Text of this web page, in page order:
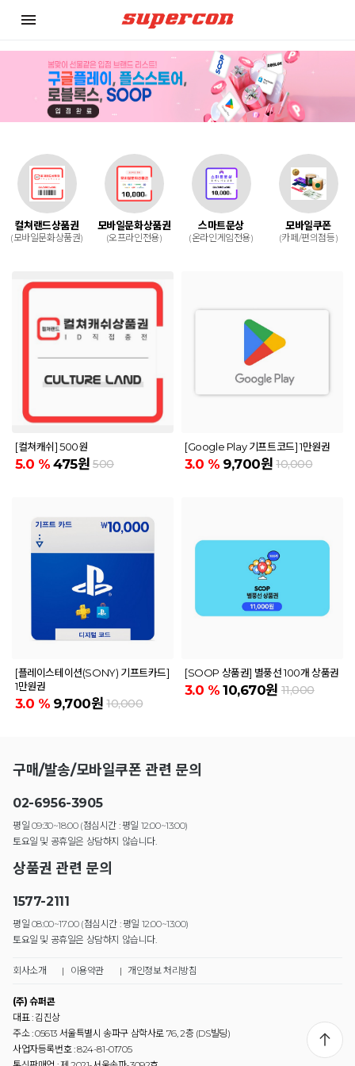
menu
컬쳐랜드상품권
(모바일문화상품권)
모바일문화상품권
(오프라인전용)
스마트문상
(온라인게임전용)
모바일쿠폰
(카페/편의점등)
[컬쳐캐쉬] 500원
5.0 % 475원 500
[Google Play 기프트코드] 1만원권
3.0 % 9,700원 10,000
[플레이스테이션(SONY) 기프트카드]
1만원권
3.0 % 9,700원 10,000
[SOOP 상품권] 별풍선 100개 상품권
3.0 % 10,670원 11,000
구매/발송/모바일쿠폰 관련 문의
02-6956-3905
평일 09:30~18:00 (점심시간 : 평일 12:00~13:00)
토요일 및 공휴일은 상담하지 않습니다.
상품권 관련 문의
1577-2111
평일 08:00~17:00 (점심시간 : 평일 12:00~13:00)
토요일 및 공휴일은 상담하지 않습니다.
회사소개 | 이용약관 | 개인정보 처리방침
(주) 슈퍼콘
대표 : 김진상
주소 : 05613 서울특별시 송파구 삼학사로 76, 2층 (DS빌딩)
사업자등록번호 : 824-81-01705